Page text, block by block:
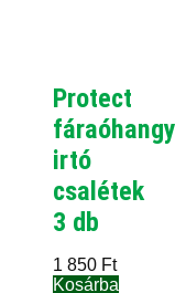
Protect
irtó
csalétek
3 db
1 850 Ft
Kosárba